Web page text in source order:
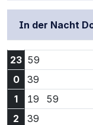
In der Nacht
23 59
0
39
1
19 1:19 Uhr
59
2
39